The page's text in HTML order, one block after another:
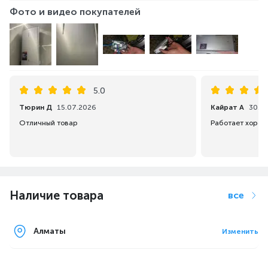
Фото и видео покупателей
5.0
Тюрин Д
15.07.2026
Отличный товар
Кайрат А
Работает
Наличие товара все
Алматы Изменить